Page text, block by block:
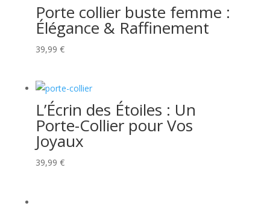
Porte collier buste femme :
Élégance & Raffinement
39,99 €
L’Écrin des Étoiles : Un
Porte-Collier pour Vos
Joyaux
39,99 €